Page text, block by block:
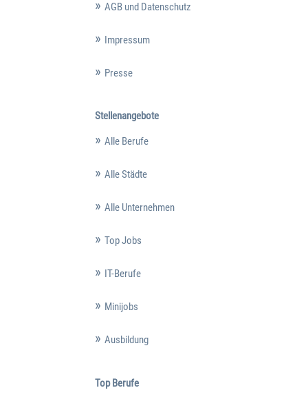
AGB und Datenschutz
Impressum
Presse
Stellenangebote
Alle Berufe
Alle Städte
Alle Unternehmen
Top Jobs
IT-Berufe
Minijobs
Ausbildung
Top Berufe